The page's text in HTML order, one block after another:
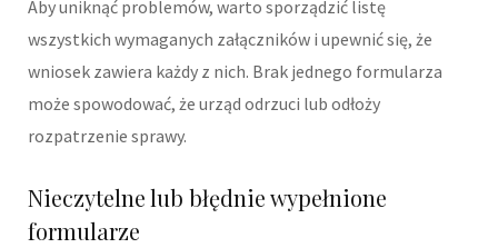
Aby uniknąć problemów, warto sporządzić listę
wszystkich wymaganych załączników i upewnić się, że
wniosek zawiera każdy z nich. Brak jednego formularza
może spowodować, że urząd odrzuci lub odłoży
rozpatrzenie sprawy.
Nieczytelne lub błędnie wypełnione
formularze